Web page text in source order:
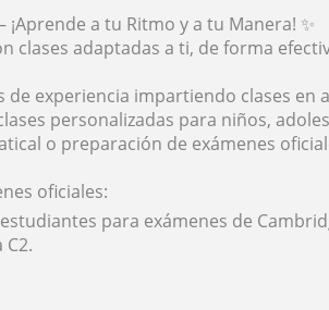
¡Aprende a tu Ritmo y a tu Manera! ✨
clases adaptadas a ti, de forma
de experiencia impartiendo clases en
personalizadas para niños,
o preparación de exámenes
oficiales:
para exámenes de